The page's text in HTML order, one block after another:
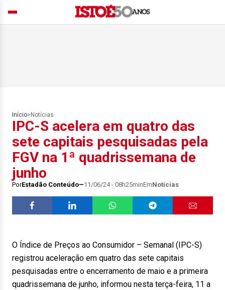
Início> Notícias
IPC-S acelera em quatro das
sete capitais pesquisadas pela
FGV na 1ª quadrissemana de
junho
PorEstadão Conteúdo 11/06/24 - 08h25minEmNotícias
O Índice de Preços ao Consumidor – Semanal (IPC-S)
registrou aceleração em quatro das sete capitais
pesquisadas entre o encerramento de maio e a primeira
quadrissemana de junho, informou nesta terça-feira, 11 a